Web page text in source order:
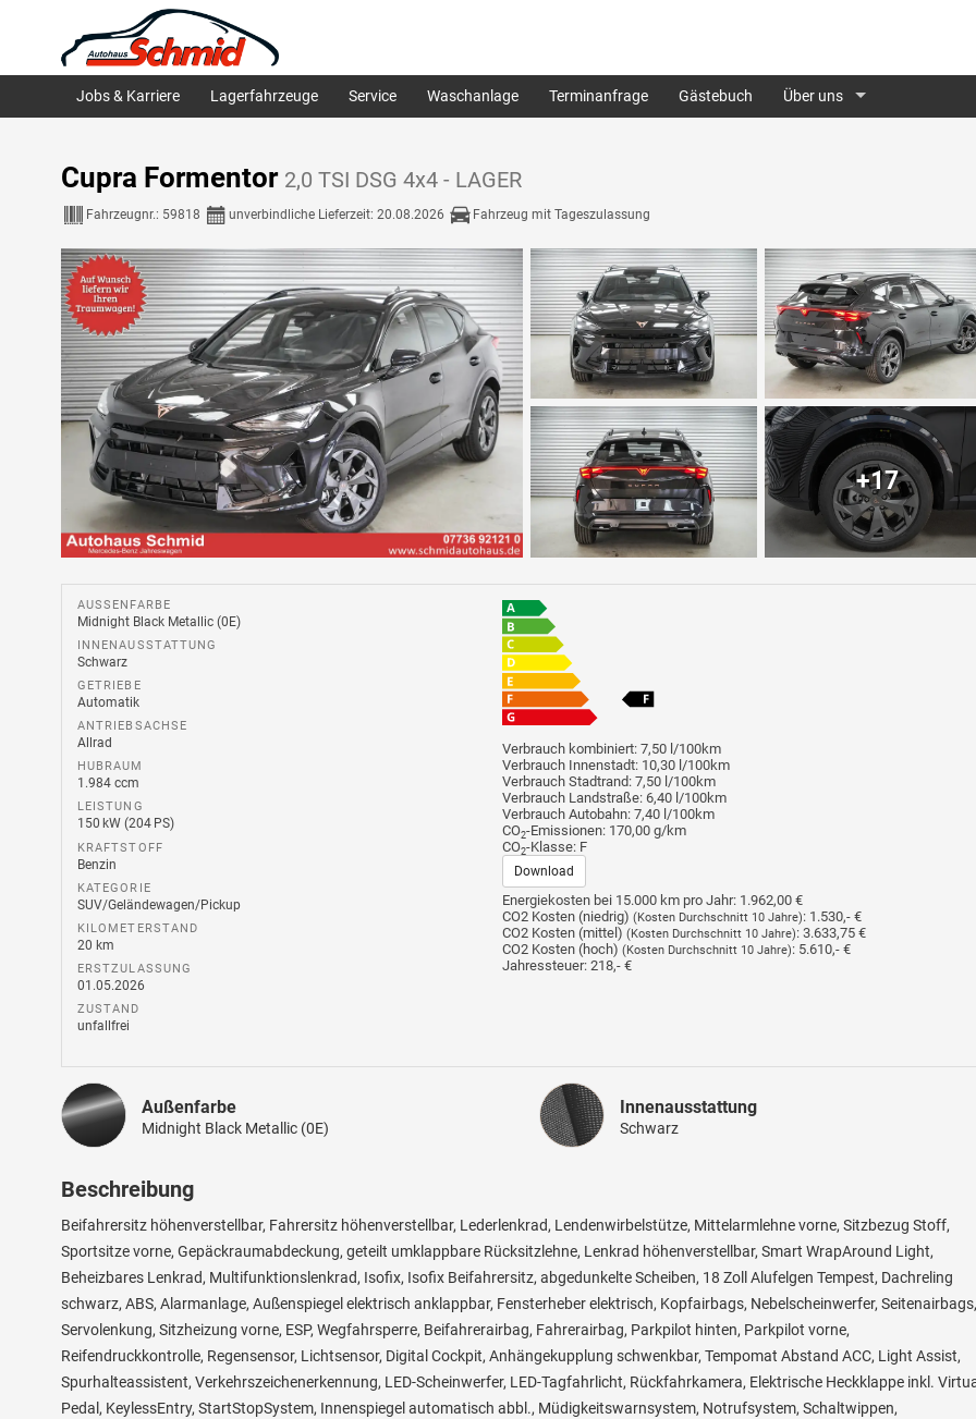
Jobs & Karriere Lagerfahrzeuge Service Waschanlage Terminanfrage Gästebuch Über uns
Cupra Formentor 2,0 TSI DSG 4x4 - LAGER
Fahrzeugnr.: 59818 unverbindliche Lieferzeit: 20.08.2026 Fahrzeug mit Tageszulassung
+17
AUSSENFARBE
Midnight Black Metallic (0E)
INNENAUSSTATTUNG
Schwarz
GETRIEBE
Automatik
ANTRIEBSACHSE
Allrad
HUBRAUM
1.984 ccm
LEISTUNG
150 kW (204 PS)
KRAFTSTOFF
Benzin
KATEGORIE
SUV/Geländewagen/Pickup
KILOMETERSTAND
20 km
ERSTZULASSUNG
01.05.2026
ZUSTAND
unfallfrei
Verbrauch kombiniert: 7,50 l/100km
Verbrauch Innenstadt: 10,30 l/100km
Verbrauch Stadtrand: 7,50 l/100km
Verbrauch Landstraße: 6,40 l/100km
Verbrauch Autobahn: 7,40 l/100km
CO2-Emissionen: 170,00 g/km
CO2-Klasse: F
Download
Energiekosten bei 15.000 km pro Jahr: 1.962,00 €
CO2 Kosten (niedrig) (Kosten Durchschnitt 10 Jahre): 1.530,- €
CO2 Kosten (mittel) (Kosten Durchschnitt 10 Jahre): 3.633,75 €
CO2 Kosten (hoch) (Kosten Durchschnitt 10 Jahre): 5.610,- €
Jahressteuer: 218,- €
Außenfarbe
Midnight Black Metallic (0E)
Innenausstattung
Innenausstattung
Schwarz
Beschreibung
Beifahrersitz höhenverstellbar, Fahrersitz höhenverstellbar, Lederlenkrad, Lendenwirbelstütze, Mittelarmlehne vorne, Sitzbezug Stoff,
Sportsitze vorne, Gepäckraumabdeckung, geteilt umklappbare Rücksitzlehne, Lenkrad höhenverstellbar, Smart WrapAround Light,
Beheizbares Lenkrad, Multifunktionslenkrad, Isofix, Isofix Beifahrersitz, abgedunkelte Scheiben, 18 Zoll Alufelgen Tempest, Dachreling
schwarz, ABS, Alarmanlage, Außenspiegel elektrisch anklappbar, Fensterheber elektrisch, Kopfairbags, Nebelscheinwerfer, Seitenairbags,
Servolenkung, Sitzheizung vorne, ESP, Wegfahrsperre, Beifahrerairbag, Fahrerairbag, Parkpilot hinten, Parkpilot vorne,
Reifendruckkontrolle, Regensensor, Lichtsensor, Digital Cockpit, Anhängekupplung schwenkbar, Tempomat Abstand ACC, Light Assist,
Spurhalteassistent, Verkehrszeichenerkennung, LED-Scheinwerfer, LED-Tagfahrlicht, Rückfahrkamera, Elektrische Heckklappe inkl.
Pedal, KeylessEntry, StartStopSystem, Innenspiegel automatisch abbl., Müdigkeitswarnsystem, Notrufsystem, Schaltwippen,